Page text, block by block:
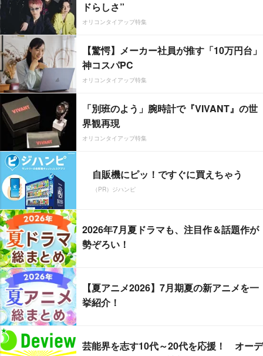
ドらしさ”
オリコンタイアップ特集
【驚愕】メーカー社員が推す「10万円台」
神コスパPC
オリコンタイアップ特集
「別班のよう」腕時計で『VIVANT』の世
界観再現
オリコンタイアップ特集
自販機にピッ！ですぐに買えちゃう
（PR）ジハンピ
2026年7月夏ドラマも、注目作＆話題作が
勢ぞろい！
【夏アニメ2026】7月期夏の新アニメを一
挙紹介！
芸能界を志す10代～20代を応援！ オーデ